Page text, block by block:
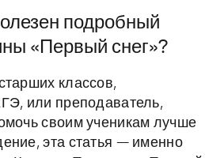
подробный
«Первый снег»?
классов,
или преподаватель,
своим ученикам лучше
эта статья — именно